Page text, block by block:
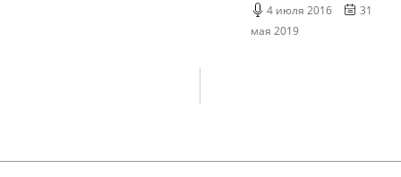
4 июля 2016
31
мая 2019